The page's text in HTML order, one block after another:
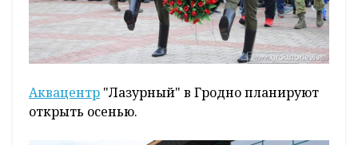
Аквацентр "Лазурный" в Гродно планируют
открыть осенью.